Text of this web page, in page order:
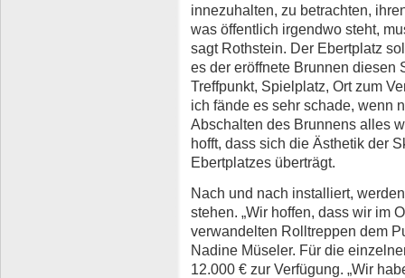
innezuhalten, zu betrachten,
was öffentlich irgendwo steht,
sagt Rothstein. Der Ebertplatz
es der eröffnete Brunnen diesen
Treffpunkt, Spielplatz, Ort zum
ich fände es sehr schade, wenn
Abschalten des Brunnens alles
hofft, dass sich die Ästhetik der
Ebertplatzes überträgt.
Nach und nach installiert,
stehen. „Wir hoffen, dass wir im
verwandelten Rolltreppen dem
Nadine Müseler. Für die
12.000 € zur Verfügung. „Wir